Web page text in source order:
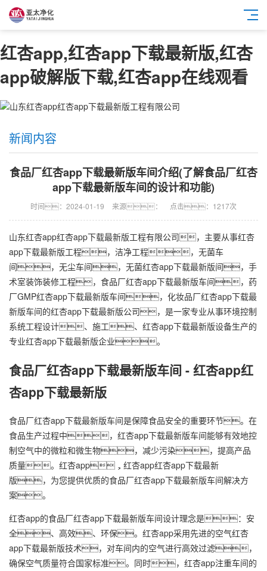
红杏app,红杏app下载最新版,红杏
app破解版下载,红杏app在线观看
新闻内容
食品厂红杏app下载最新版车间介绍(了解食品厂红杏
app下载最新版车间的设计和功能)
时间：2024-01-19 来源： 点击：1217次
山东红杏app红杏app下载最新版工程有限公司，主要从事红杏
app下载最新版工程， 洁净工程，无菌车
间，无尘车间， 无菌红杏app下载最新版间，手
术室装饰装修工程，食品厂红杏app下载最新版车间，药
厂GMP红杏app下载最新版车间，化妆品厂红杏app下载最
新版车间的红杏app下载最新版公司，是一家专业从事环境控制
系统工程设计、施工、红杏app下载最新版设备生产的
专业红杏app下载最新版企业。
食品厂红杏app下载最新版车间 - 红杏app红
杏app下载最新版
食品厂红杏app下载最新版车间是保障食品安全的重要环节。在
食品生产过程中，红杏app下载最新版车间能够有效地控
制空气中的微粒和微生物，减少污染，提高产品
质量。红杏app，红杏app红杏app下载最新
版，为您提供优质的食品厂红杏app下载最新版车间解决方
案。
红杏app的食品厂红杏app下载最新版车间设计理念是：安
全、高效、环保。红杏app采用先进的空气红杏
app下载最新版技术，对车间内的空气进行高效过滤，
确保空气质量符合国家标准。同时，红杏app注重车间的